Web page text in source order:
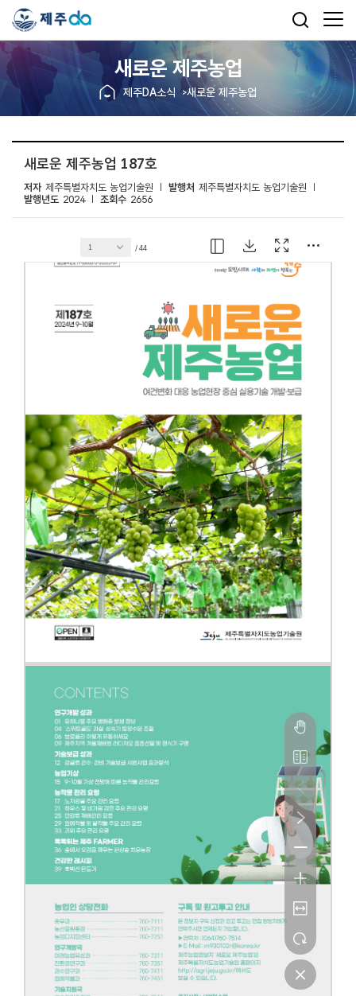
새로운 제주농업
제주DA소식 새로운 제주농업
새로운 제주농업 187호
저자 제주특별자치도 농업기술원 발행처 제주특별자치도 농업기술원
발행년도 2024 조회수 2656